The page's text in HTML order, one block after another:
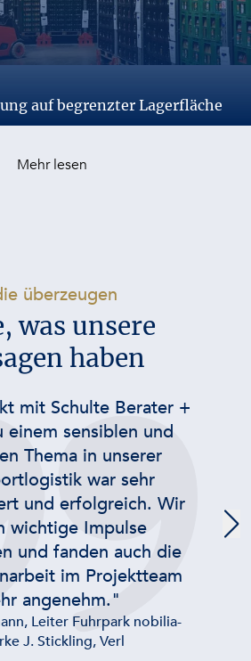
auf begrenzter Lagerfläche
Mehr lesen
überzeugen
was unsere
haben
bereits seit 20
Schulte Berater +
Erstprojekt zur
und Realisierung des
vis-a-vis
war ein voller Erfolg.
haben wir in
mit Projekten zur
Digitalisierung der
viel erreicht.